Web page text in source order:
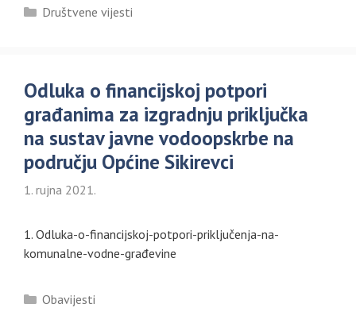
Kategorije
Društvene vijesti
Odluka o financijskoj potpori
građanima za izgradnju priključka
na sustav javne vodoopskrbe na
području Općine Sikirevci
1. rujna 2021.
1. Odluka-o-financijskoj-potpori-priključenja-na-
komunalne-vodne-građevine
Kategorije
Obavijesti